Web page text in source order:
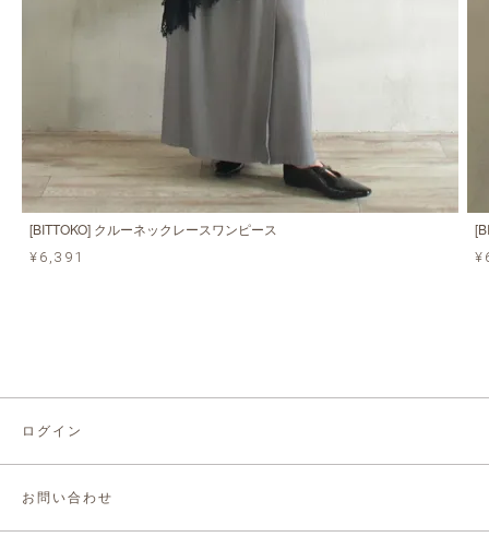
[BITTOKO] クルーネックレースワンピース
¥6,391
ログイン
お問い合わせ